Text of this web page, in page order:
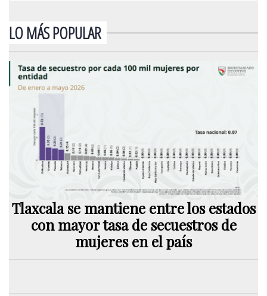
LO MÁS POPULAR
Tlaxcala se mantiene entre los estados
con mayor tasa de secuestros de
mujeres en el país